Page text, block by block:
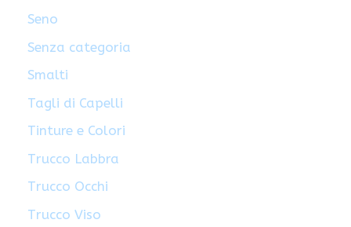
Seno
Senza categoria
Smalti
Tagli di Capelli
Tinture e Colori
Trucco Labbra
Trucco Occhi
Trucco Viso